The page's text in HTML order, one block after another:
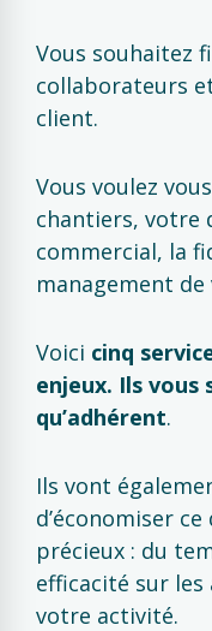
Vous souhaitez
collaborateurs
client.
Vous voulez
chantiers, votre
commercial, la
management de
Voici cinq
enjeux. Ils
qu’adhérent.
Ils vont
d’économiser
précieux : du
efficacité sur
votre activité.